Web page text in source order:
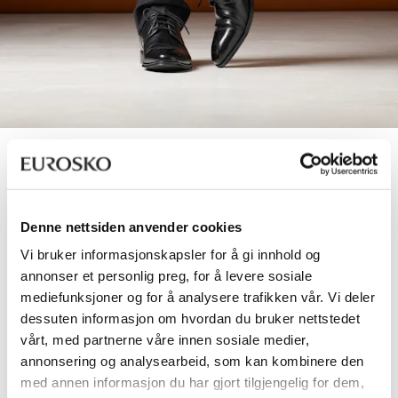
Denne nettsiden anvender cookies
Vi bruker informasjonskapsler for å gi innhold og
annonser et personlig preg, for å levere sosiale
mediefunksjoner og for å analysere trafikken vår. Vi deler
dessuten informasjon om hvordan du bruker nettstedet
vårt, med partnerne våre innen sosiale medier,
annonsering og analysearbeid, som kan kombinere den
med annen informasjon du har gjort tilgjengelig for dem,
Pensko & dressko til herre
SALG